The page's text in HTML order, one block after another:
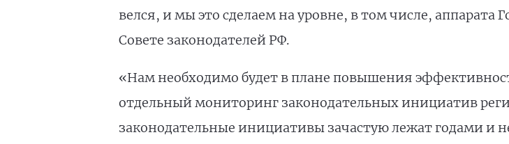
велся, и мы это сделаем на уровне, в том числе, аппарата
Совете законодателей РФ.
«Нам необходимо будет в плане повышения
отдельный мониторинг законодательных инициатив
законодательные инициативы зачастую лежат годами и